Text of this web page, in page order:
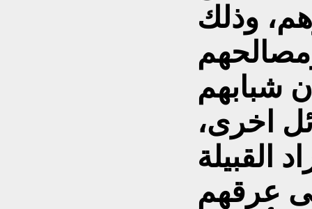
وذلك
شبابهم
اخرى،
القبيلة
عرقهم